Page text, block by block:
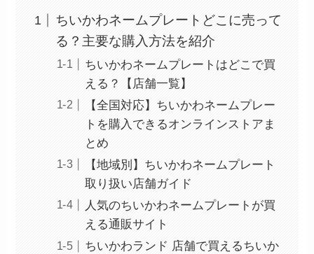
ちいかわネームプレートどこに売って
る？主要な購入方法を紹介
ちいかわネームプレートはどこで買
える？【店舗一覧】
【全国対応】ちいかわネームプレー
トを購入できるオンラインストアま
とめ
【地域別】ちいかわネームプレート
取り扱い店舗ガイド
人気のちいかわネームプレートが買
える通販サイト
ちいかわランド 店舗で買えるちいか